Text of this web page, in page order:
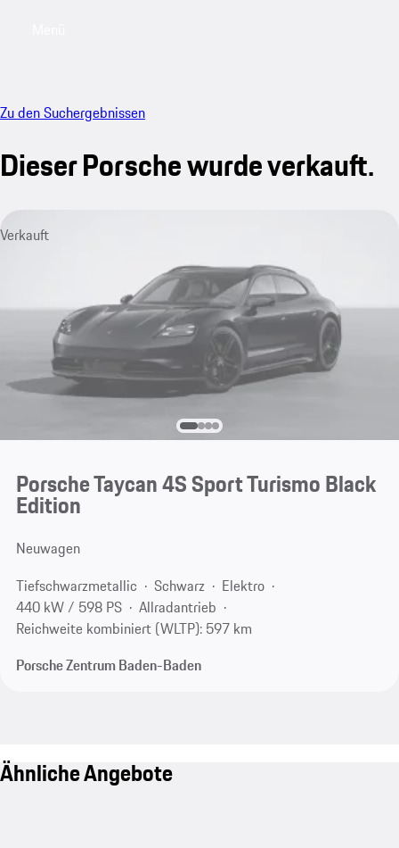
Zu den Suchergebnissen
Dieser Porsche wurde verkauft.
Verkauft
Porsche Taycan 4S Sport Turismo Black
Edition
Neuwagen
Tiefschwarzmetallic
Schwarz
Elektro
440 kW / 598 PS
Allradantrieb
Reichweite kombiniert (WLTP): 597 km
Porsche Zentrum Baden-Baden
Ähnliche Angebote